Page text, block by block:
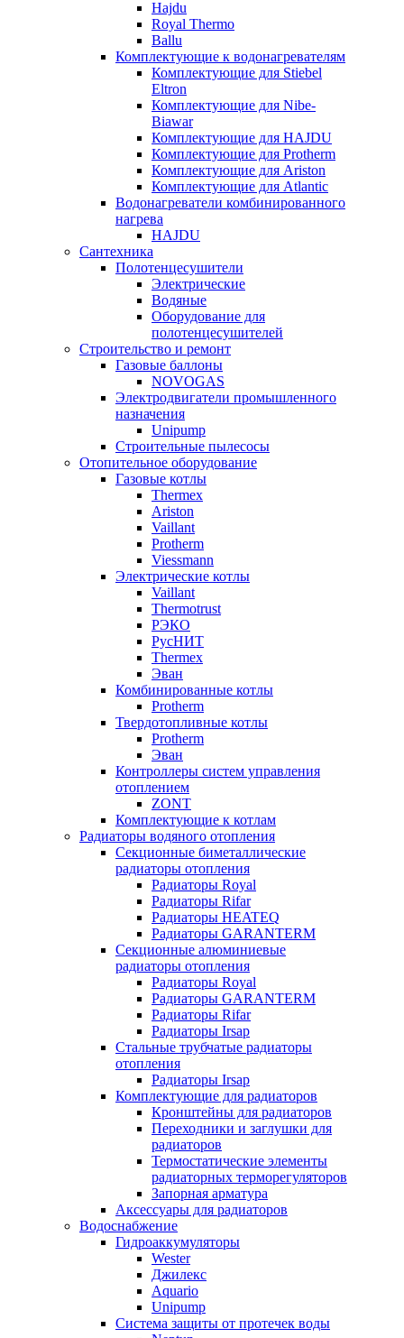
Hajdu
Royal Thermo
Ballu
Комплектующие к водонагревателям
Комплектующие для Stiebel
Eltron
Комплектующие для Nibe-
Biawar
Комплектующие для HAJDU
Комплектующие для Protherm
Комплектующие для Ariston
Комплектующие для Atlantic
Водонагреватели комбинированного
нагрева
HAJDU
Сантехника
Полотенцесушители
Электрические
Водяные
Оборудование для
полотенцесушителей
Строительство и ремонт
Газовые баллоны
NOVOGAS
Электродвигатели промышленного
назначения
Unipump
Строительные пылесосы
Отопительное оборудование
Газовые котлы
Thermex
Ariston
Vaillant
Protherm
Viessmann
Электрические котлы
Vaillant
Thermotrust
РЭКО
РусНИТ
Thermex
Эван
Комбинированные котлы
Protherm
Твердотопливные котлы
Protherm
Эван
Контроллеры систем управления
отоплением
ZONT
Комплектующие к котлам
Радиаторы водяного отопления
Секционные биметаллические
радиаторы отопления
Радиаторы Royal
Радиаторы Rifar
Радиаторы HEATEQ
Радиаторы GARANTERM
Секционные алюминиевые
радиаторы отопления
Радиаторы Royal
Радиаторы GARANTERM
Радиаторы Rifar
Радиаторы Irsap
Стальные трубчатые радиаторы
отопления
Радиаторы Irsap
Комплектующие для радиаторов
Кронштейны для радиаторов
Переходники и заглушки для
радиаторов
Термостатические элементы
радиаторных терморегуляторов
Запорная арматура
Аксессуары для радиаторов
Водоснабжение
Гидроаккумуляторы
Wester
Джилекс
Aquario
Unipump
Система защиты от протечек воды